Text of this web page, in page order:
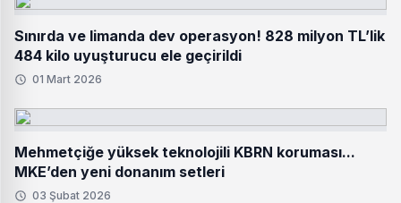
Sınırda ve limanda dev operasyon! 828 milyon TL’lik
484 kilo uyuşturucu ele geçirildi
01 Mart 2026
Mehmetçiğe yüksek teknolojili KBRN koruması...
MKE’den yeni donanım setleri
03 Şubat 2026